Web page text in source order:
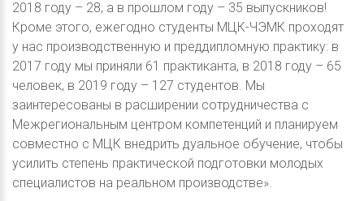
2018 году – 28, а в прошлом году – 35 выпускников!
Кроме этого, ежегодно студенты МЦК-ЧЭМК проходят
у нас производственную и преддипломную практику: в
2017 году мы приняли 61 практиканта, в 2018 году – 65
человек, в 2019 году – 127 студентов. Мы
заинтересованы в расширении сотрудничества с
Межрегиональным центром компетенций и планируем
совместно с МЦК внедрить дуальное обучение, чтобы
усилить степень практической подготовки молодых
специалистов на реальном производстве».